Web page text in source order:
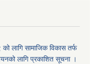
लागि सामाजिक विकास तर्फ
लागि प्रकाशित सूचना ।